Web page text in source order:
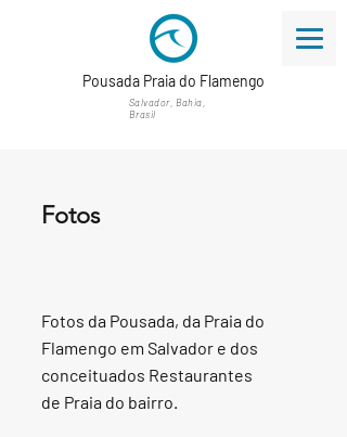
Pousada Praia do Flamengo
Salvador, Bahia,
Brasil
Fotos
Fotos da Pousada, da Praia do
Flamengo em Salvador e dos
conceituados Restaurantes
de Praia do bairro.